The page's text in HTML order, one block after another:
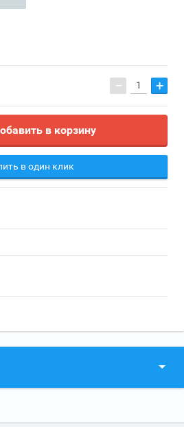
− +
в корзину
в один клик